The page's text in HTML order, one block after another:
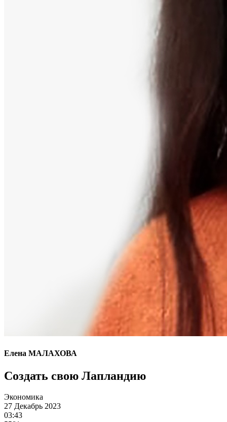
Елена МАЛАХОВА
Создать свою Лапландию
Экономика
27 Декабрь 2023
03:43